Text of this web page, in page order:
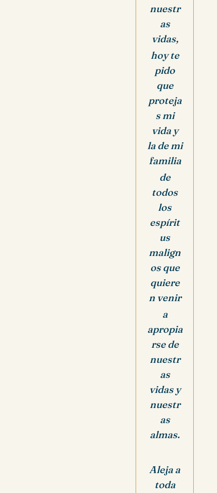
nuestr
as
vidas,
hoy te
pido
que
proteja
s mi
vida y
la de mi
familia
de
todos
los
espírit
us
malign
os que
quiere
n venir
a
apropia
rse de
nuestr
as
vidas y
nuestr
as
almas.
Aleja a
toda